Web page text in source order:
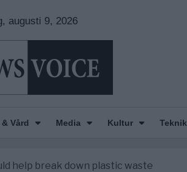
augusti 9, 2026
Vård Media Kultur Teknik
help break down plastic waste